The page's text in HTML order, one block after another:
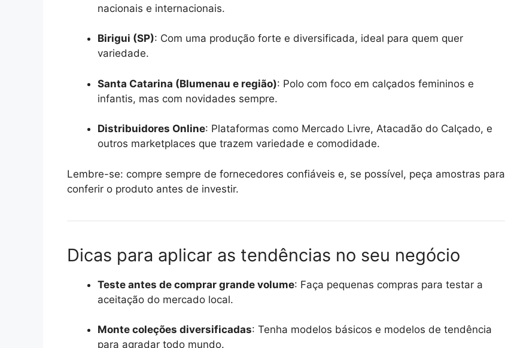
nacionais e internacionais.
Birigui (SP): Com uma produção forte e diversificada, ideal para quem quer
variedade.
Santa Catarina (Blumenau e região): Polo com foco em calçados femininos e
infantis, mas com novidades sempre.
Distribuidores Online: Plataformas como Mercado Livre, Atacadão do Calçado, e
outros marketplaces que trazem variedade e comodidade.
Lembre-se: compre sempre de fornecedores confiáveis e, se possível, peça amostras para
conferir o produto antes de investir.
Dicas para aplicar as tendências no seu negócio
Teste antes de comprar grande volume: Faça pequenas compras para testar a
aceitação do mercado local.
Monte coleções diversificadas: Tenha modelos básicos e modelos de tendência
para agradar todo mundo.